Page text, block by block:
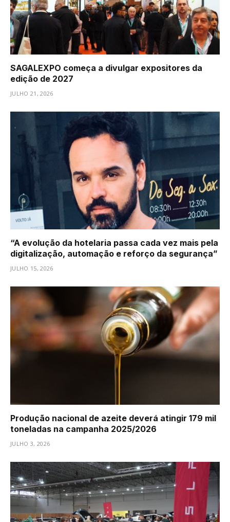
SAGALEXPO começa a divulgar expositores da
edição de 2027
JULHO 21, 2026
“A evolução da hotelaria passa cada vez mais pela
digitalização, automação e reforço da segurança”
JULHO 15, 2026
Produção nacional de azeite deverá atingir 179 mil
toneladas na campanha 2025/2026
JULHO 3, 2026